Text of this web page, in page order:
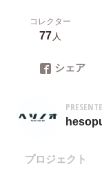
コレクター
77人
シェア
プロジェクト